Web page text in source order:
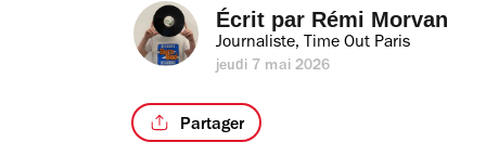
Écrit par Rémi Morvan
Journaliste, Time Out Paris
jeudi 7 mai 2026
Partager